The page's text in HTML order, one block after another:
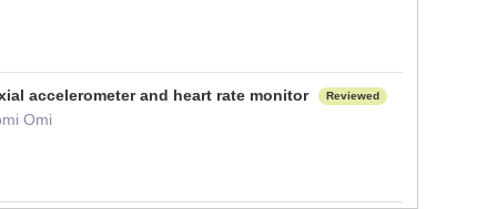
accelerometer and heart rate monitor Reviewed
Omi